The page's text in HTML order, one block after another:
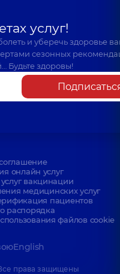
услуг!
и уберечь здоровье
сезонных
Будьте здоровы!
онлайн услуг
вакцинации
медицинских услуг
пациентов
распорядка
файлов cookie
English
права защищены